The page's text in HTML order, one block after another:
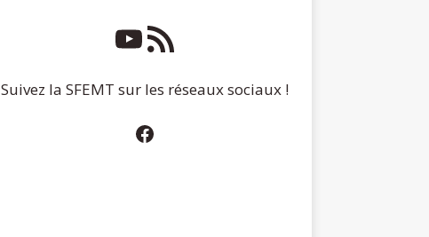
Suivez la SFEMT sur les réseaux sociaux !